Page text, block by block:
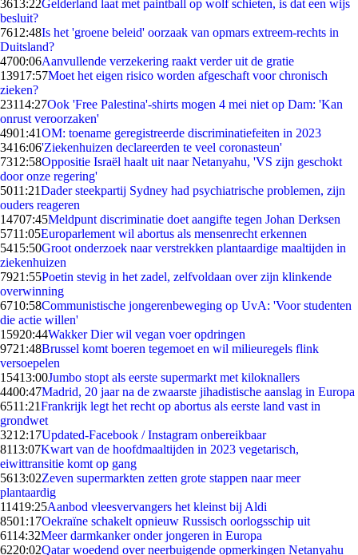
3613:22Gelderland laat met paintball op wolf schieten, is dat een wijs
besluit?
7612:48Is het 'groene beleid' oorzaak van opmars extreem-rechts in
Duitsland?
4700:06Aanvullende verzekering raakt verder uit de gratie
13917:57Moet het eigen risico worden afgeschaft voor chronisch
zieken?
23114:27Ook 'Free Palestina'-shirts mogen 4 mei niet op Dam: 'Kan
onrust veroorzaken'
4901:41OM: toename geregistreerde discriminatiefeiten in 2023
3416:06'Ziekenhuizen declareerden te veel coronasteun'
7312:58Oppositie Israël haalt uit naar Netanyahu, 'VS zijn geschokt
door onze regering'
5011:21Dader steekpartij Sydney had psychiatrische problemen, zijn
ouders reageren
14707:45Meldpunt discriminatie doet aangifte tegen Johan Derksen
5711:05Europarlement wil abortus als mensenrecht erkennen
5415:50Groot onderzoek naar verstrekken plantaardige maaltijden in
ziekenhuizen
7921:55Poetin stevig in het zadel, zelfvoldaan over zijn klinkende
overwinning
6710:58Communistische jongerenbeweging op UvA: 'Voor studenten
die actie willen'
15920:44Wakker Dier wil vegan voer opdringen
9721:48Brussel komt boeren tegemoet en wil milieuregels flink
versoepelen
15413:00Jumbo stopt als eerste supermarkt met kiloknallers
4400:47Madrid, 20 jaar na de zwaarste jihadistische aanslag in Europa
6511:21Frankrijk legt het recht op abortus als eerste land vast in
grondwet
3212:17Updated-Facebook / Instagram onbereikbaar
8113:07Kwart van de hoofdmaaltijden in 2023 vegetarisch,
eiwittransitie komt op gang
5613:02Zeven supermarkten zetten grote stappen naar meer
plantaardig
11419:25Aanbod vleesvervangers het kleinst bij Aldi
8501:17Oekraïne schakelt opnieuw Russisch oorlogsschip uit
6114:32Meer darmkanker onder jongeren in Europa
6220:02Qatar woedend over neerbuigende opmerkingen Netanyahu